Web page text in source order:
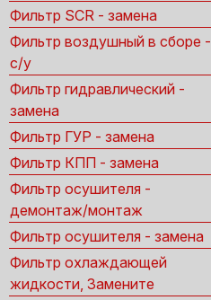
Фильтр SCR - замена
Фильтр воздушный в сборе -
с/у
Фильтр гидравлический -
замена
Фильтр ГУР - замена
Фильтр КПП - замена
Фильтр осушителя -
демонтаж/монтаж
Фильтр осушителя - замена
Фильтр охлаждающей
жидкости, Замените